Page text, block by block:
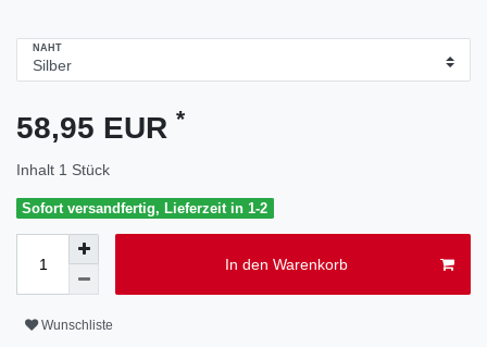
NAHT
58,95 EUR *
Inhalt 1 Stück
Sofort versandfertig, Lieferzeit in 1-2
In den Warenkorb
Wunschliste